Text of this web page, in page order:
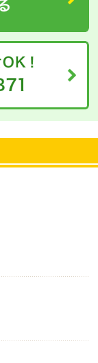
せんか？働きなが
で、資格取得を応
研修」にて介護技
とがあればご質問